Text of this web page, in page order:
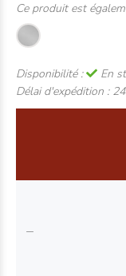
Ce produit est
Disponibilité :
En
Délai d'expédition :